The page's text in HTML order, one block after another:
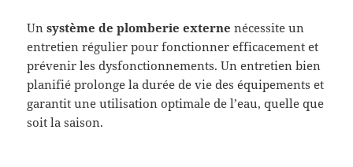
Unsystème de plomberie externe nécessite un
entretien régulier pour fonctionner efficacement et
prévenir les dysfonctionnements. Un entretien bien
planifié prolonge la durée de vie des équipements et
garantit une utilisation optimale de l’eau, quelle que
soit la saison.